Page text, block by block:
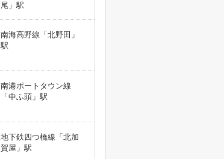
尾」駅
南海高野線「北野田」
駅
南港ポートタウン線
「中ふ頭」駅
地下鉄四つ橋線「北加
賀屋」駅